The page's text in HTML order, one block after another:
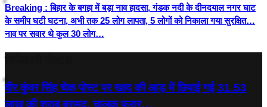
Breaking : बिहार के बगहा में बड़ा नाव हादसा, गंडक नदी के दीनदयाल नगर घाट
के समीप घटी घटना, अभी तक 25 लोग लापता, 5 लोगों को निकाला गया सुरक्षित…
नाव पर सवार थे कुल 30 लोग…
वीर कुंवर सिंह चेक पोस्ट पर खाद की आड़ में छिपाई गई 31.53